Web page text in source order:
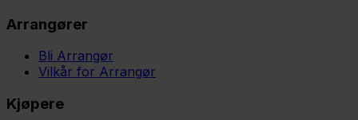
Arrangører
Bli Arrangør
Vilkår for Arrangør
Kjøpere